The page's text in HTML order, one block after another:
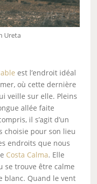
Ureta
est l’endroit idéal
où cette dernière
veille sur elle. Pleins
allée faite
il s’agit d’un
choisie pour son lieu
endroits que nous
Costa Calma. Elle
se trouve être calme
blanc. Quand le vent